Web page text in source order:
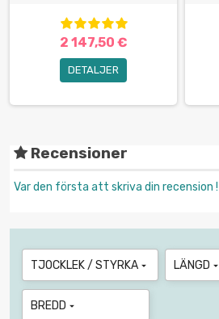
2 147,50 €
DETALJER
Recensioner
Var den första att skriva din recension !
TJOCKLEK / STYRKA  LÄNGD 
BREDD 